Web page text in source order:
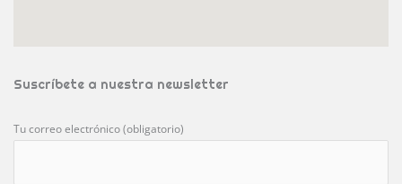
Suscríbete a nuestra newsletter
Tu correo electrónico (obligatorio)